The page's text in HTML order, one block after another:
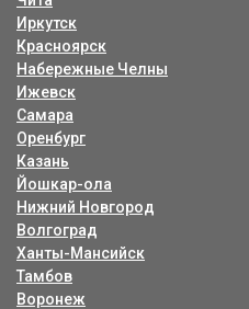
Иркутск
Красноярск
Набережные Челны
Ижевск
Самара
Оренбург
Казань
Йошкар-ола
Нижний Новгород
Волгоград
Ханты-Мансийск
Тамбов
Воронеж